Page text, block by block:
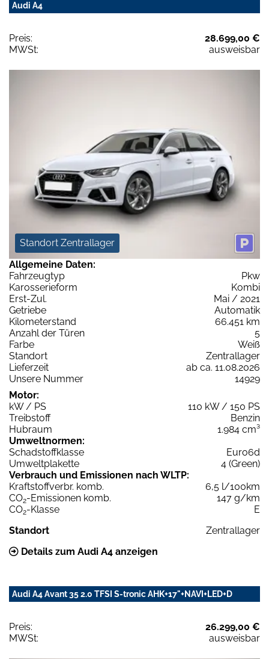
Audi A4
Preis:
28.699,00 €
MWSt:
ausweisbar
Standort Zentrallager
Allgemeine Daten:
Fahrzeugtyp
Pkw
Karosserieform
Kombi
Erst-Zul.
Mai / 2021
Getriebe
Automatik
Kilometerstand
66.451 km
Anzahl der Türen
5
Farbe
Weiß
Standort
Zentrallager
Lieferzeit
ab ca. 11.08.2026
Unsere Nummer
14929
Motor:
kW / PS
110 kW / 150 PS
Treibstoff
Benzin
Hubraum
1.984 cm³
Umweltnormen:
Schadstoffklasse
Euro6d
Umweltplakette
4 (Green)
Verbrauch und Emissionen nach WLTP:
Kraftstoffverbr. komb.
6,5 l/100km
CO2-Emissionen komb.
147 g/km
CO2-Klasse
E
Standort
Zentrallager
Details zum Audi A4 anzeigen
Audi A4 Avant 35 2.0 TFSI S-tronic AHK+17"+NAVI+LED+D
Preis:
26.299,00 €
MWSt:
ausweisbar